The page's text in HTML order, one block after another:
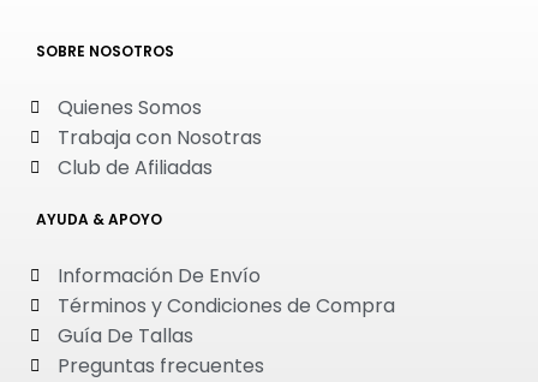
SOBRE NOSOTROS
Quienes Somos
Trabaja con Nosotras
Club de Afiliadas
AYUDA & APOYO
Información De Envío
Términos y Condiciones de Compra
Guía De Tallas
Preguntas frecuentes